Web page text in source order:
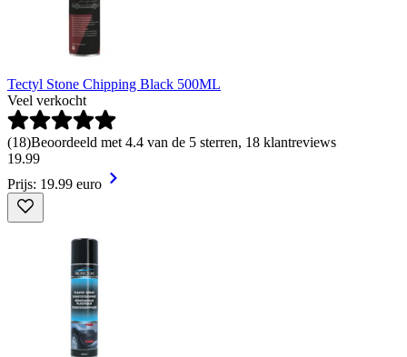
Tectyl Stone Chipping Black 500ML
Veel verkocht
(18)Beoordeeld met 4.4 van de 5 sterren, 18 klantreviews
19.99
Prijs: 19.99 euro